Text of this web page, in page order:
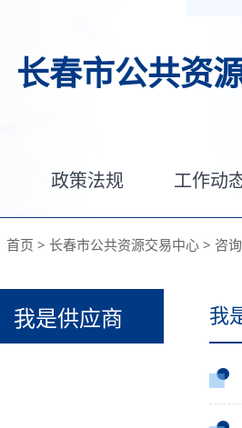
长春市公共资
政策法规 工作动
首页 > 长春市公共资源交易中心 > 咨
我是供应商 我